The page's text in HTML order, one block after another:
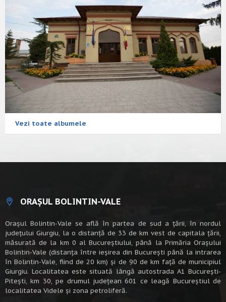
Vezi toate albumele
ORAȘUL BOLINTIN-VALE
Oraşul Bolintin-Vale se află în partea de sud a ţării, în nordul
judeţului Giurgiu, la o distanţă de 33 de km vest de capitala țării,
măsurată de la km 0 al Bucureștiului, până la Primăria Orașului
Bolintin-Vale (distanța între ieșirea din București până la intrarea
în Bolintin-Vale, fiind de 20 km) şi de 90 de km faţă de municipiul
Giurgiu. Localitatea este situată lângă autostrada A1 Bucureşti-
Piteşti, km 30, pe drumul judeţean 601 ce leagă Bucureştiul de
localitatea Videle şi zona petroliferă.